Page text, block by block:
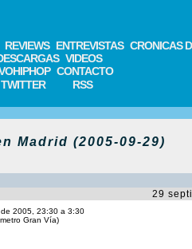
REVIEWS ENTREVISTAS CRONICAS
VIDEOS
CONTACTO
TWITTER RSS
Madrid (2005-09-29)
29
2005, 23:30 a 3:30
Gran Vía)